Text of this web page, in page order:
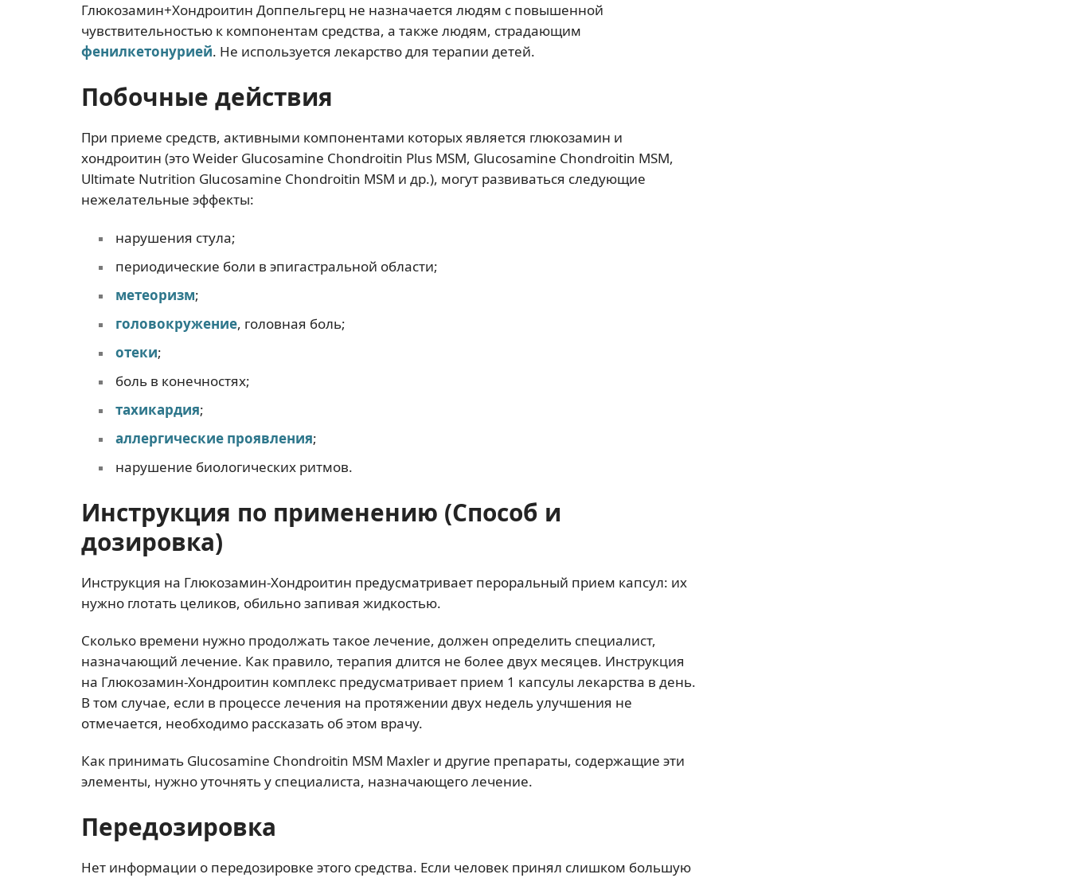
Глюкозамин+Хондроитин Доппельгерц не назначается людям с повышенной
чувствительностью к компонентам средства, а также людям, страдающим
фенилкетонурией. Не используется лекарство для терапии детей.
Побочные действия
При приеме средств, активными компонентами которых является глюкозамин и
хондроитин (это Weider Glucosamine Chondroitin Plus MSM, Glucosamine Chondroitin MSM,
Ultimate Nutrition Glucosamine Chondroitin MSM и др.), могут развиваться следующие
нежелательные эффекты:
нарушения стула;
периодические боли в эпигастральной области;
метеоризм;
головокружение, головная боль;
отеки;
боль в конечностях;
тахикардия;
аллергические проявления;
нарушение биологических ритмов.
Инструкция по применению (Способ и
дозировка)
Инструкция на Глюкозамин-Хондроитин предусматривает пероральный прием капсул: их
нужно глотать целиков, обильно запивая жидкостью.
Сколько времени нужно продолжать такое лечение, должен определить специалист,
назначающий лечение. Как правило, терапия длится не более двух месяцев. Инструкция
на Глюкозамин-Хондроитин комплекс предусматривает прием 1 капсулы лекарства в день.
В том случае, если в процессе лечения на протяжении двух недель улучшения не
отмечается, необходимо рассказать об этом врачу.
Как принимать Glucosamine Chondroitin MSM Maxler и другие препараты, содержащие эти
элементы, нужно уточнять у специалиста, назначающего лечение.
Передозировка
Нет информации о передозировке этого средства. Если человек принял слишком большую